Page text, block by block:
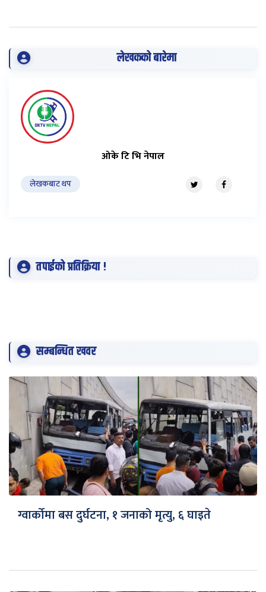
लेखकको बारेमा
ओके टि भि नेपाल
लेखकबाट थप
तपाईको प्रतिक्रिया !
सम्बन्धित खवर
ग्वार्कोमा बस दुर्घटना, १ जनाको मृत्यु, ६ घाइते